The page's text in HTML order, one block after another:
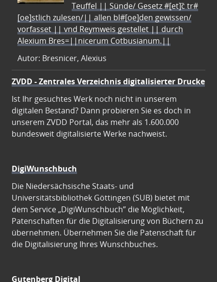
Teuffel || Sünde/ Gesetz #[et]c̃ tr#
[oe]stlich zulesen/|| allen bl#[oe]den gewissen/
vorfasset || vnd Reymweis gestellet || durch
Alexium Bres=||nicerum Cotbusianum.||
Autor: Bresnicer, Alexius
ZVDD - Zentrales Verzeichnis digitalisierter Drucke
Ist Ihr gesuchtes Werk noch nicht in unserem
digitalen Bestand? Dann probieren Sie es doch in
unserem ZVDD Portal, das mehr als 1.600.000
bundesweit digitalisierte Werke nachweist.
DigiWunschbuch
Die Niedersächsische Staats- und
Universitätsbibliothek Göttingen (SUB) bietet mit
dem Service „DigiWunschbuch” die Möglichkeit,
Patenschaften für die Digitalisierung von Büchern zu
übernehmen. Übernehmen Sie die Patenschaft für
die Digitalisierung Ihres Wunschbuches.
Gutenberg Digital